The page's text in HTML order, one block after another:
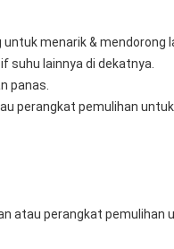
menarik & mendorong
suhu lainnya di dekatnya.
panas.
perangkat pemulihan
atau perangkat pemulihan